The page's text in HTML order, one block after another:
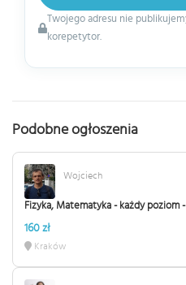
Twojego adresu nie
korepetytor.
Podobne ogłoszenia
Wojciech
Fizyka, Matematyka - każdy poziom
160 zł
Kraków